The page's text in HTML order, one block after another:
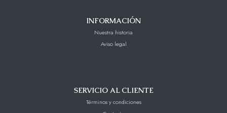
INFORMACIÓN
Nuestra historia
Aviso legal
SERVICIO AL CLIENTE
Términos y condiciones